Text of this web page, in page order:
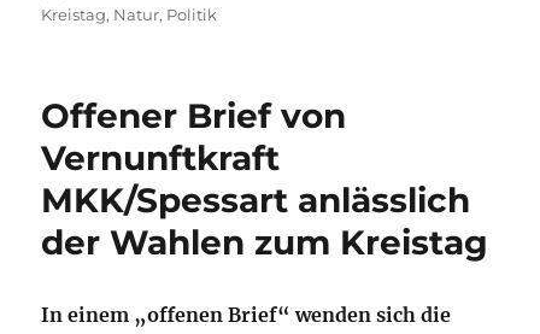
Kreistag, Natur, Politik
Offener Brief von
Vernunftkraft
MKK/Spessart anlässlich
der Wahlen zum Kreistag
In einem „offenen Brief“ wenden sich die